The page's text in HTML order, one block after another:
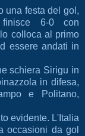
una festa del gol,
6-0 con
colloca al primo
essere andati in
schiera Sirigu in
in difesa,
e Politano,
evidente. L'Italia
occasioni da gol